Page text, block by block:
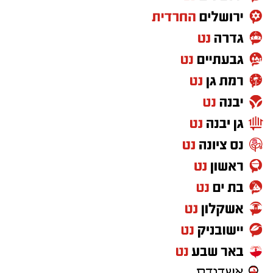
להזדמנות מקדמת קבלו מספר טיפים והמלצות
לפעילויות פשוטות אך יעילות:
ויסות תחושתי: להרגיש את החול והמים